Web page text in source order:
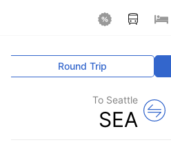
Round Trip
To Seattle
SEA